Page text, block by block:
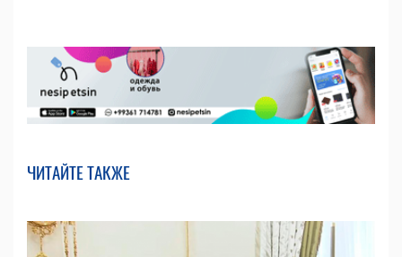
ЧИТАЙТЕ ТАКЖЕ